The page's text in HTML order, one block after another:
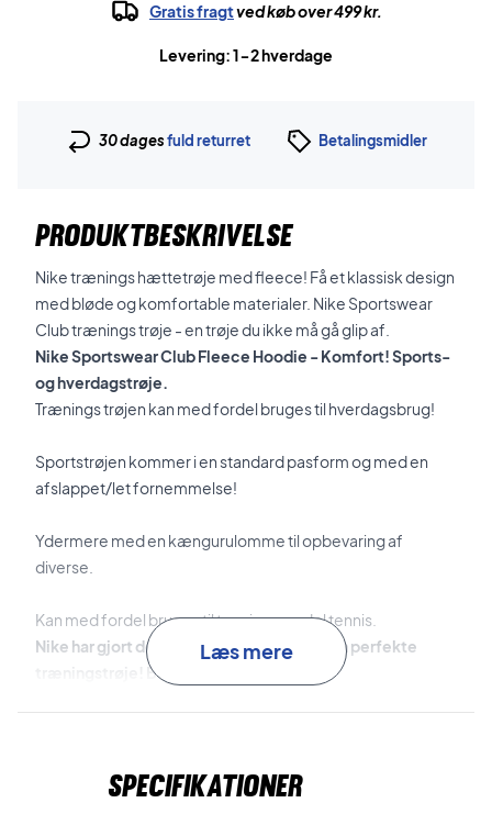
Gratis fragtved køb over 499 kr.
Levering: 1-2 hverdage
30 dagesfuld returret Betalingsmidler
PRODUKTBESKRIVELSE
Nike trænings hættetrøje med fleece! Få et klassisk design
med bløde og komfortable materialer. Nike Sportswear
Club trænings trøje - en trøje du ikke må gå glip af.
Nike Sportswear Club Fleece Hoodie - Komfort! Sports-
og hverdagstrøje.
Trænings trøjen kan med fordel bruges til hverdagsbrug!
Sportstrøjen kommer i en standard pasform og med en
afslappet/let fornemmelse!
Ydermere med en kængurulomme til opbevaring af
diverse.
Kan med fordel bruges til tennis og padel tennis.
Nike har gjort det nemt for dig, at finde den perfekte
træningstrøje! Billigt!
Læs mere
Specifikationer